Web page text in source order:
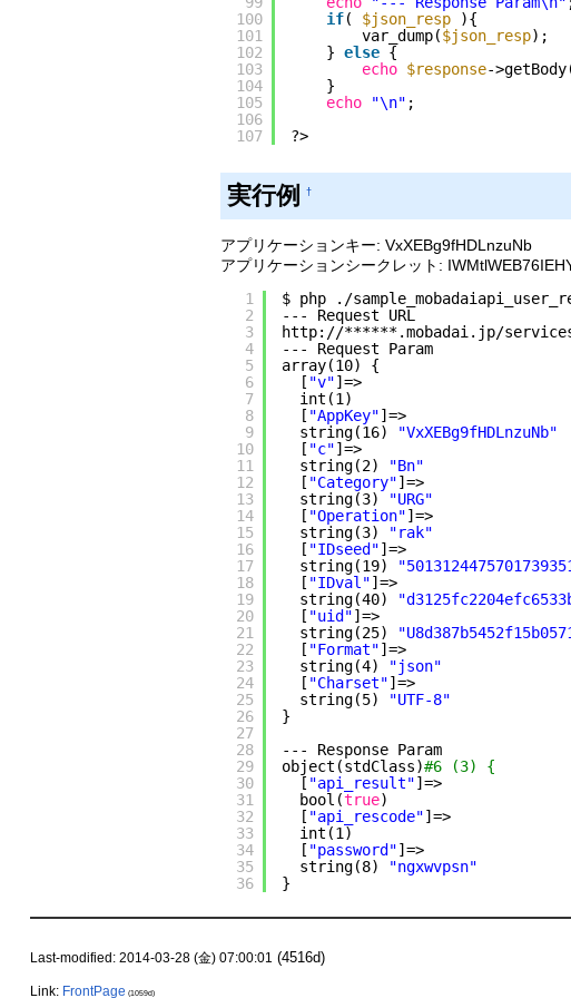
100
101
102
103
104
105
106
107
if( $json_resp
){
var_dump($json_resp);
} else {
echo $response-
}
echo
"\n" ;
?>
実行例 †
アプリケーションキー: VxXEBg9fHDLnzuNb
アプリケーションシークレット:
1
2
3
4
5
6
7
8
9
10
11
12
13
14
15
16
17
18
19
20
21
22
23
24
25
26
27
28
29
30
31
32
33
34
35
36
$ php . /
--- Request URL
http: //******.mobadai.jp/
--- Request Param
array(10) {
[ "v"]=>
int(1)
[ "AppKey"]=>
string(16)
"VxXEBg9fHDLnzuNb"
[ "c"]=>
string(2)
"Bn"
[ "Category"]=>
string(3)
"URG"
[ "Operation"]=>
string(3)
"rak"
[ "IDseed"]=>
string(19)
[ "IDval"]=>
string(40)
[ "uid"]=>
string(25)
[ "Format"]=>
string(4)
"json"
[ "Charset"]=>
string(5)
"UTF-8"
}
--- Response Param
object(stdClass)#6 (3) {
[ "api_result"]=>
bool(true)
[ "api_rescode"]=>
int(1)
[ "password"]=>
string(8)
"ngxwvpsn"
}
Last-modified: 2014-03-28 (金) 07:00:01 (4516d)
Link: FrontPage (1059d)